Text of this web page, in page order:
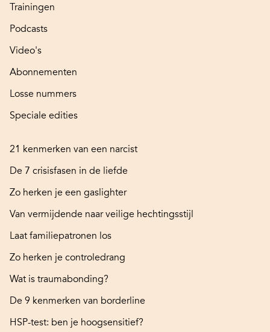
Trainingen
Podcasts
Video's
Abonnementen
Losse nummers
Speciale edities
21 kenmerken van een narcist
De 7 crisisfasen in de liefde
Zo herken je een gaslighter
Van vermijdende naar veilige hechtingsstijl
Laat familiepatronen los
Zo herken je controledrang
Wat is traumabonding?
De 9 kenmerken van borderline
HSP-test: ben je hoogsensitief?